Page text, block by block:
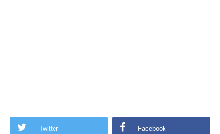
Twitter Facebook